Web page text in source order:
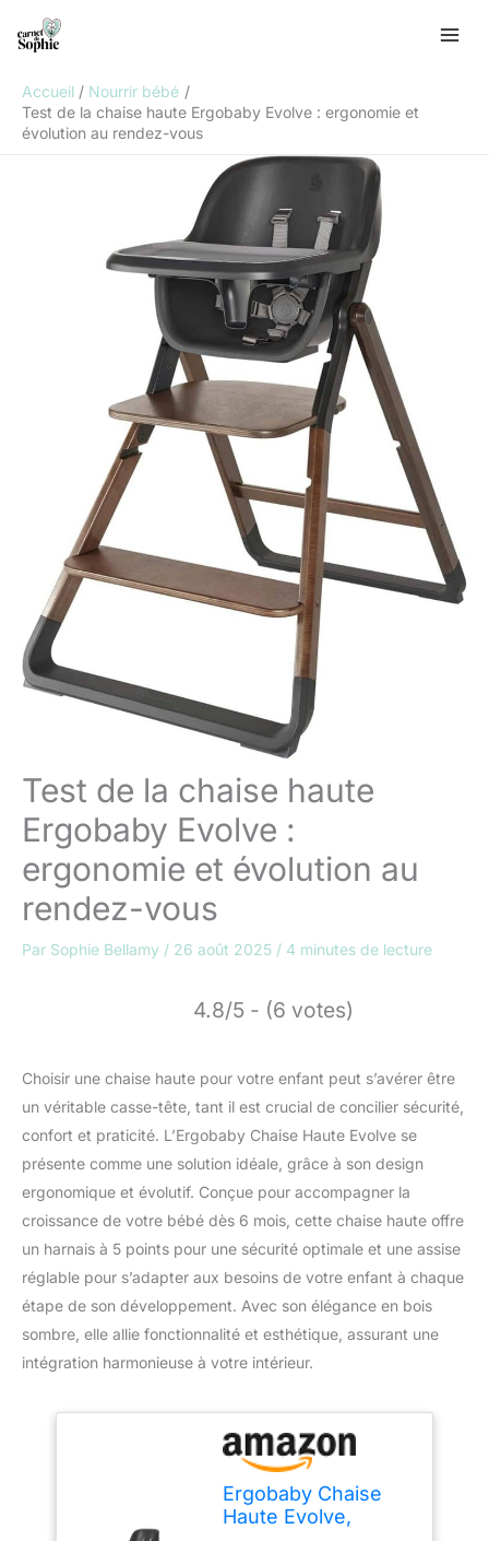
Accueil
Nourrir bébé
Test de la chaise haute Ergobaby Evolve : ergonomie et
évolution au rendez-vous
Test de la chaise haute
Ergobaby Evolve :
ergonomie et évolution au
rendez-vous
Par Sophie Bellamy / 26 août 2025 / 4 minutes de lecture
4.8/5 - (6 votes)
Choisir une chaise haute pour votre enfant peut s’avérer être
un véritable casse-tête, tant il est crucial de concilier sécurité,
confort et praticité. L’Ergobaby Chaise Haute Evolve se
présente comme une solution idéale, grâce à son design
ergonomique et évolutif. Conçue pour accompagner la
croissance de votre bébé dès 6 mois, cette chaise haute offre
un harnais à 5 points pour une sécurité optimale et une assise
réglable pour s’adapter aux besoins de votre enfant à chaque
étape de son développement. Avec son élégance en bois
sombre, elle allie fonctionnalité et esthétique, assurant une
intégration harmonieuse à votre intérieur.
Ergobaby Chaise
Haute Evolve,
e
h
e